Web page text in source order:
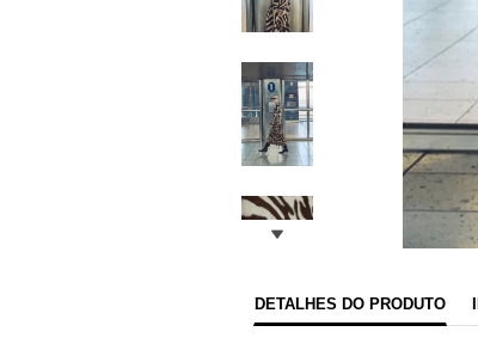
DETALHES DO PRODUTO